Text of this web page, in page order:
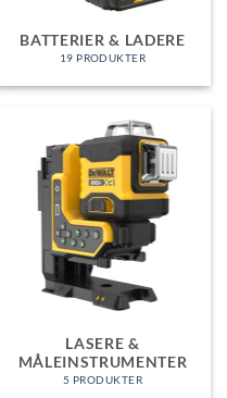
BATTERIER & LADERE
19 PRODUKTER
LASERE &
MÅLEINSTRUMENTER
5 PRODUKTER